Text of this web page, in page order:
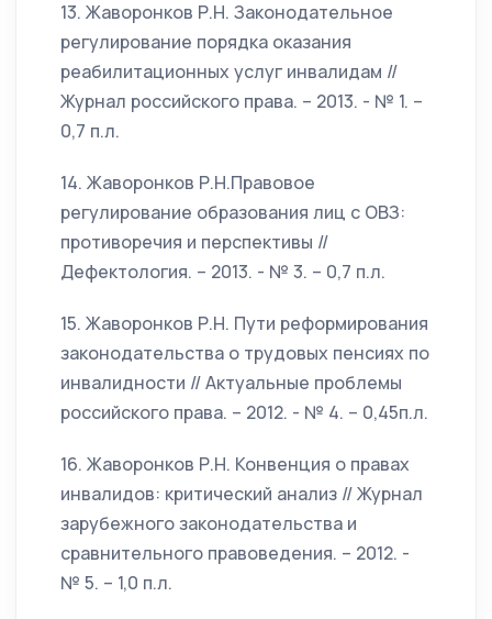
13. Жаворонков Р.Н. Законодательное
регулирование порядка оказания
реабилитационных услуг инвалидам //
Журнал российского права. – 2013. - № 1. –
0,7 п.л.
14. Жаворонков Р.Н.Правовое
регулирование образования лиц с ОВЗ:
противоречия и перспективы //
Дефектология. – 2013. - № 3. – 0,7 п.л.
15. Жаворонков Р.Н. Пути реформирования
законодательства о трудовых пенсиях по
инвалидности // Актуальные проблемы
российского права. – 2012. - № 4. – 0,45п.л.
16. Жаворонков Р.Н. Конвенция о правах
инвалидов: критический анализ // Журнал
зарубежного законодательства и
сравнительного правоведения. – 2012. -
№ 5. – 1,0 п.л.